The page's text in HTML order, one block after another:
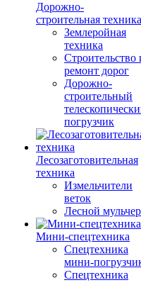
Дорожно-
строительная техника
Землеройная
техника
Строительство
ремонт дорог
Дорожно-
строительный
погрузчик
Лесозаготовительная
техника
Измельчители
веток
Лесной мульчер
Мини-спецтехника
Спецтехника
мини-
Спецтехника